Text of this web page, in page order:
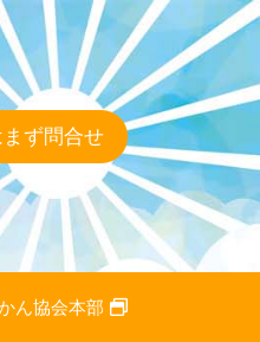
ず問合せ
ん協会本部